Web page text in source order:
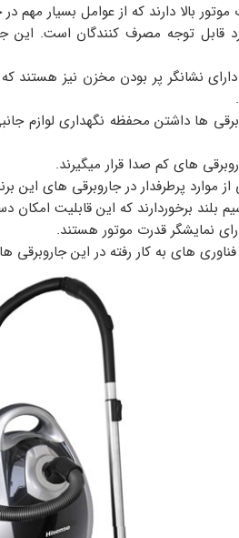
بالا دارند که از عوامل بسیار مهم
قابل توجه مصرف کنندگان است. این
نشانگر پر بودن مخزن نیز هستند
ها داشتن محفظه نگهداری لوازم
های کم صدا قرار میگیرند.
موارد پرطرفدار در جاروبرقی های این
بلند برخوردارند که این قابلیت
نمایشگر قدرت موتور هستند.
های به کار رفته در این جاروبرقی